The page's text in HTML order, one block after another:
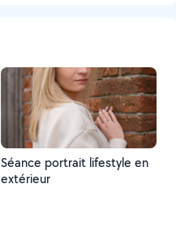
Séance portrait lifestyle en
extérieur